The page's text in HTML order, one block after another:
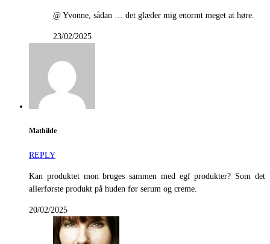
@ Yvonne, sådan … det glæder mig enormt meget at høre.
23/02/2025
Mathilde
REPLY
Kan produktet mon bruges sammen med egf produkter? Som det
allerførste produkt på huden før serum og creme.
20/02/2025